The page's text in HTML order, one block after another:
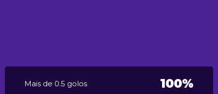
Mais de 0.5 golos 100%